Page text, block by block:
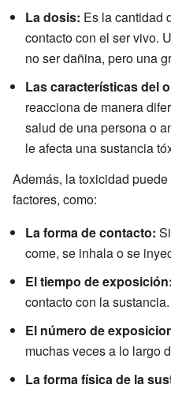
La dosis: Es la cantidad
contacto con el ser vivo.
no ser dañina, pero una
Las características del
reacciona de manera
salud de una persona o
le afecta una sustancia
Además, la toxicidad
factores, como:
La forma de contacto:
come, se inhala o se
El tiempo de exposición:
contacto con la sustancia.
El número de
muchas veces a lo largo
La forma física de la